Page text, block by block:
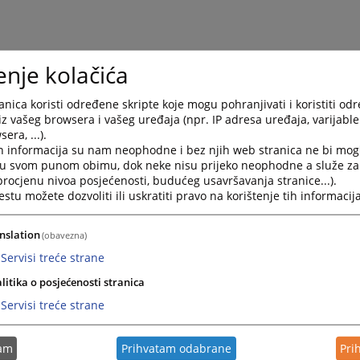
likvidacionih i stečajnih
prinudnog poravnanja
i stečajnih upravnika i upravnika prinudnog
sudskih vještaka
sudskih vještaka za područje Brčko distrikta po
kolačića
koristi određene skripte koje mogu pohranjivati i koristiti
vašeg browsera i vašeg uređaja (npr. IP adresa uređaja,
...).
informacija su nam neophodne i bez njih web stranica ne bi
svom punom obimu, dok neke nisu prijeko neophodne a služe
nivoa posjećenosti, budućeg usavršavanja stranice...).
možete dozvoliti ili uskratiti pravo na korištenje tih
(obavezna)
Servisi treće strane
o posjećenosti stranica
Servisi treće strane
Prihvatam odabrane